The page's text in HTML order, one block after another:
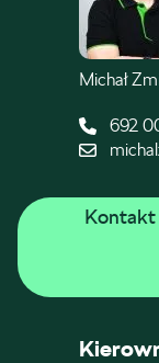
Michał
692
Kontakt